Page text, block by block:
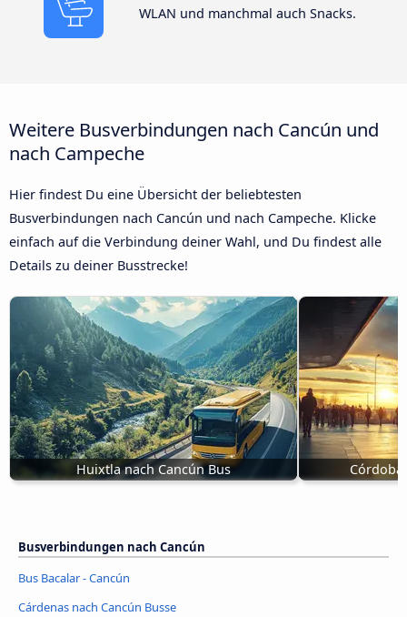
WLAN und manchmal auch Snacks.
Weitere Busverbindungen nach Cancún und
nach Campeche
Hier findest Du eine Übersicht der beliebtesten
Busverbindungen nach Cancún und nach Campeche. Klicke
einfach auf die Verbindung deiner Wahl, und Du findest alle
Details zu deiner Busstrecke!
Huixtla nach Cancún Bus
Busverbindungen nach Cancún
Bus Bacalar - Cancún
Cárdenas nach Cancún Busse